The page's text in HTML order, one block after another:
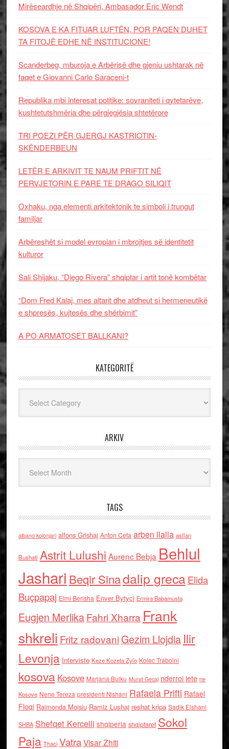
Mirëseardhje në Shqipëri, Ambasador Eric Wendt
KOSOVA E KA FITUAR LUFTËN, POR PAQEN DUHET
TA FITOJË EDHE NË INSTITUCIONE!
Scanderbeg, mburoja e Arbërisë dhe gjeniu ushtarak në
faqet e Giovanni Carlo Saraceni-t
Republika mbi interesat politike: sovraniteti i qytetarëve,
kushtetutshmëria dhe përgjegjësia shtetërore
TRI POEZI PËR GJERGJ KASTRIOTIN-
SKËNDERBEUN
LETËR E ARKIVIT TE NAUM PRIFTIT NË
PERVJETORIN E PARE TE DRAGO SILIQIT
Oxhaku, nga elementi arkitektonik te simboli i trungut
familjar
Arbëreshët si model evropian i mbrojtjes së identitetit
kulturor
Sali Shijaku, “Diego Rivera” shqiptar i artit tonë kombëtar
“Dom Fred Kalaj, mes altarit dhe atdheut si hermeneutikë
e shpresës, kujtesës dhe shërbimit”
A PO ARMATOSET BALLKANI?
KATEGORITË
ARKIV
TAGS
albano kolonjari alfons Grishaj Anton Cefa arben llalla asllan
Bushati Astrit Lulushi Aurenc Bebja Behlul
Jashari Beqir Sinadalip grecaElida
Buçpapaj Elmi Berisha Enver Bytyci Ermira Babamusta
Eugjen MerlikaFahri Xharra Frank
shkreli Fritz radovaniGezim Llojdia Ilir
Levonja Interviste Keze Kozeta Zylo Kolec Traboini
kosova Kosove Marjana Bulku Murat Gecaj nderroi jete ne
Kosove Nene Tereza presidenti Nishani Rafaela Prifti Rafael
Floqi Raimonda Moisiu Ramiz Lushaj reshat kripa Sadik Elshani
SHBA Shefqet Kercelli shqiperia shqiptaret Sokol
Paja Thaci VatraVisar Zhiti